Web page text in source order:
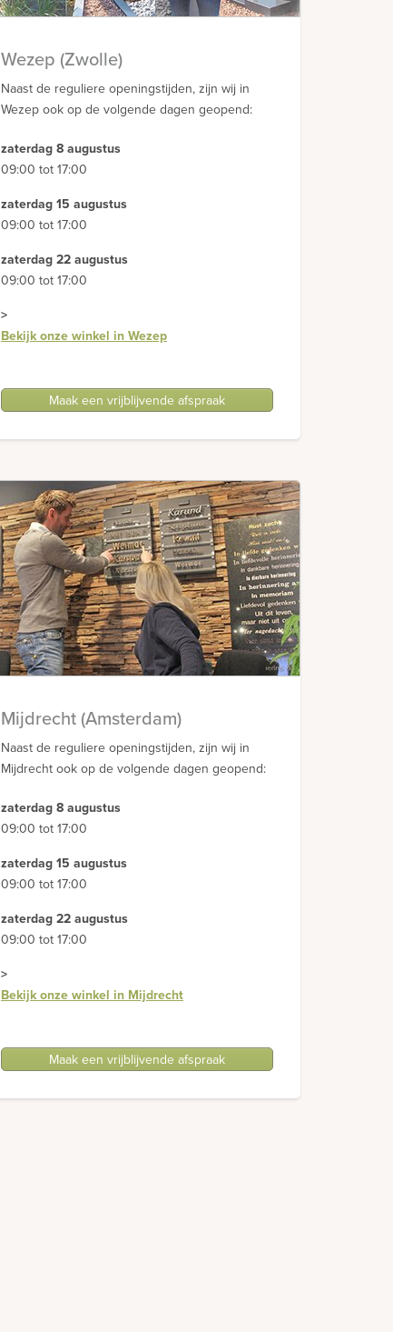
Wezep (Zwolle)
Naast de reguliere openingstijden, zijn wij in
Wezep ook op de volgende dagen geopend:
zaterdag 8 augustus
09:00 tot 17:00
zaterdag 15 augustus
09:00 tot 17:00
zaterdag 22 augustus
09:00 tot 17:00
>
Bekijk onze winkel in Wezep
Maak een vrijblijvende afspraak
Mijdrecht (Amsterdam)
Naast de reguliere openingstijden, zijn wij in
Mijdrecht ook op de volgende dagen geopend:
zaterdag 8 augustus
09:00 tot 17:00
zaterdag 15 augustus
09:00 tot 17:00
zaterdag 22 augustus
09:00 tot 17:00
>
Bekijk onze winkel in Mijdrecht
Maak een vrijblijvende afspraak